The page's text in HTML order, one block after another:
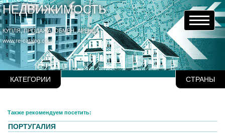
НЕДВИЖИМОСТЬ
КУПЛЯ, ПРОДАЖА, ОБМЕН, АРЕНДА
www.re-catalog.com
КАТЕГОРИИ СТРАНЫ
Также рекомендуем посетить:
ПОРТУГАЛИЯ